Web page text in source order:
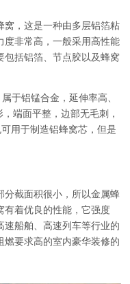
窝，这是一种由多层铝箔粘
非常高，一般采用高性能
括铝箔、节点胶以及蜂窝
于铝锰合金，延伸率高、
端面平整，边部无毛刺，
用于制造铝蜂窝芯，但是
截面积很小，所以金属蜂
有着优良的性能，它强度
船舶、高速列车等行业的
要求高的室内豪华装修的